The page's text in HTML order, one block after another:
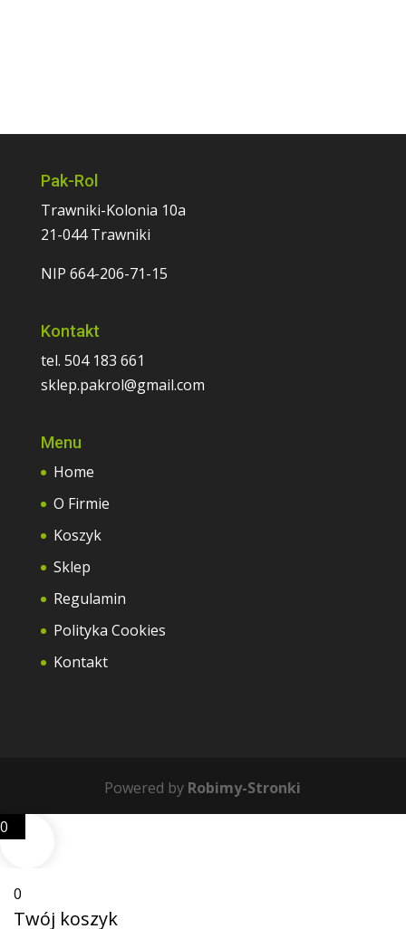
Pak-Rol
Trawniki-Kolonia 10a
21-044 Trawniki
NIP 664-206-71-15
Kontakt
tel. 504 183 661
sklep.pakrol@gmail.com
Menu
Home
O Firmie
Koszyk
Sklep
Regulamin
Polityka Cookies
Kontakt
Powered by Robimy-Stronki
0
0
Twój koszyk